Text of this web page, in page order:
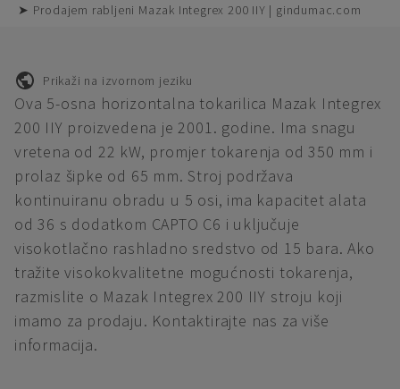
➤ Prodajem rabljeni Mazak Integrex 200 IIY | gindumac.com
Prikaži na izvornom jeziku
Ova 5-osna horizontalna tokarilica Mazak Integrex
200 IIY proizvedena je 2001. godine. Ima snagu
vretena od 22 kW, promjer tokarenja od 350 mm i
prolaz šipke od 65 mm. Stroj podržava
kontinuiranu obradu u 5 osi, ima kapacitet alata
od 36 s dodatkom CAPTO C6 i uključuje
visokotlačno rashladno sredstvo od 15 bara. Ako
tražite visokokvalitetne mogućnosti tokarenja,
razmislite o Mazak Integrex 200 IIY stroju koji
imamo za prodaju. Kontaktirajte nas za više
informacija.